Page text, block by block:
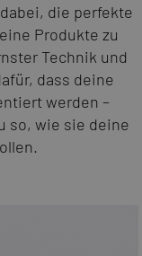
die perfekte
Produkte zu
Technik und
dass deine
werden –
so, wie sie deine